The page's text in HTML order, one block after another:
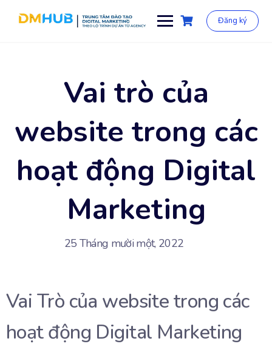
Đăng ký
Vai trò của
website trong các
hoạt động Digital
Marketing
25 Tháng mười một, 2022
Vai Trò của website trong các
hoạt động Digital Marketing